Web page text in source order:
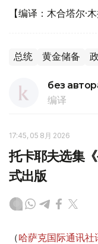
【编译：木合塔尔·
总统 黄金储备
без
编译
17:45, 05 8月 2026
托卡耶夫选集
式出版
（哈萨克国际通讯社